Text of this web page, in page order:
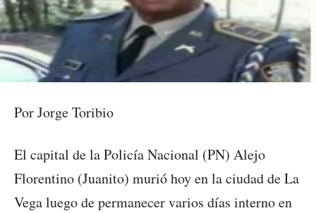
Por Jorge Toribio
El capital de la Policía Nacional (PN) Alejo
Florentino (Juanito) murió hoy en la ciudad de La
Vega luego de permanecer varios días interno en